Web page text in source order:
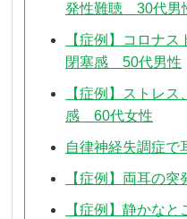
発性難聴 30代男
【症例】コロナス
閉塞感 50代男性
【症例】ストレ
感 60代女性
自律神経失調症で
【症例】両耳の
【症例】静かな